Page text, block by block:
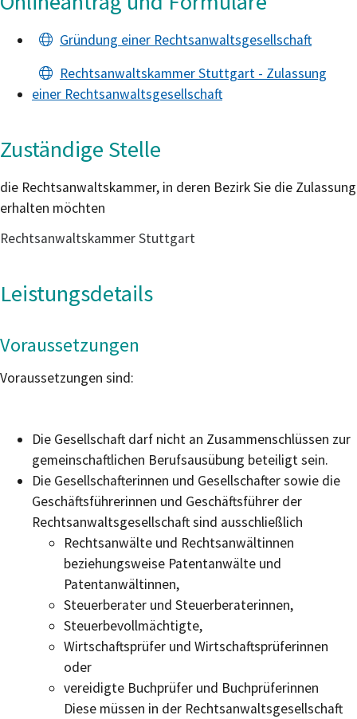
Gründung einer Rechtsanwaltsgesellschaft
Rechtsanwaltskammer Stuttgart - Zulassung
einer Rechtsanwaltsgesellschaft
Zuständige Stelle
die Rechtsanwaltskammer, in deren Bezirk Sie die Zulassung
erhalten möchten
Rechtsanwaltskammer Stuttgart
Leistungsdetails
Voraussetzungen
Voraussetzungen sind:
Die Gesellschaft darf nicht an Zusammenschlüssen zur
gemeinschaftlichen Berufsausübung beteiligt sein.
Die Gesellschafterinnen und Gesellschafter sowie die
Geschäftsführerinnen und Geschäftsführer der
Rechtsanwaltsgesellschaft sind ausschließlich
Rechtsanwälte und Rechtsanwältinnen
beziehungsweise Patentanwälte und
Patentanwältinnen,
Steuerberater und Steuerberaterinnen,
Steuerbevollmächtigte,
Wirtschaftsprüfer und Wirtschaftsprüferinnen
oder
vereidigte Buchprüfer und Buchprüferinnen
Diese müssen in der Rechtsanwaltsgesellschaft